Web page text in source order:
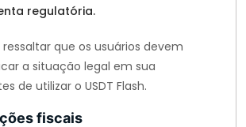
regulatória.
que os usuários devem
a situação legal em sua
de utilizar o USDT Flash.
fiscais